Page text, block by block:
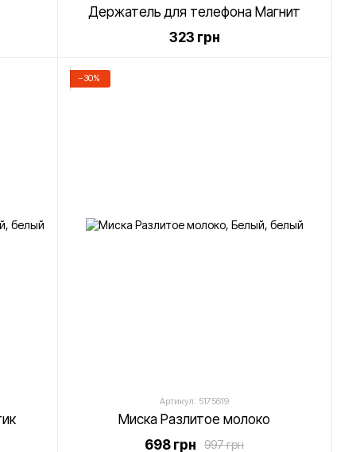
Держатель для телефона Магнит
323 грн
−30%
Артикул: 5175619
Миска Разлитое молоко
997 грн
698 грн